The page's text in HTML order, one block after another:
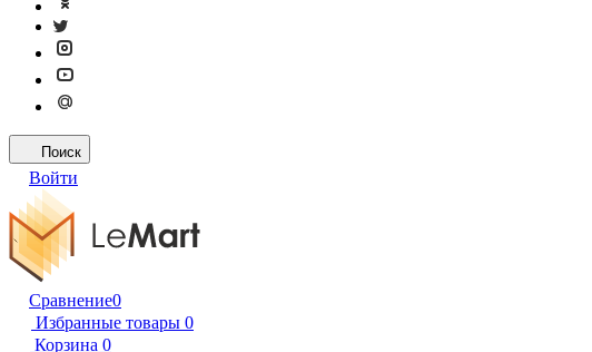
Поиск
Войти
Сравнение0
Избранные товары 0
Корзина 0